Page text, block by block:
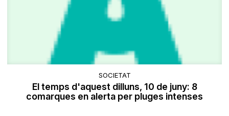
SOCIETAT
El temps d'aquest dilluns, 10 de juny: 8
comarques en alerta per pluges intenses